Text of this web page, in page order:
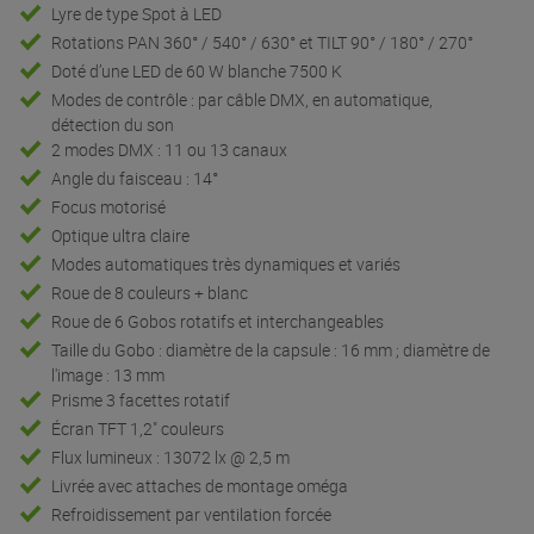
Lyre de type Spot à LED
Rotations PAN 360° / 540° / 630° et TILT 90° / 180° / 270°
Doté d’une LED de 60 W blanche 7500 K
Modes de contrôle : par câble DMX, en automatique,
détection du son
2 modes DMX : 11 ou 13 canaux
Angle du faisceau : 14°
Focus motorisé
Optique ultra claire
Modes automatiques très dynamiques et variés
Roue de 8 couleurs + blanc
Roue de 6 Gobos rotatifs et interchangeables
Taille du Gobo : diamètre de la capsule : 16 mm ; diamètre de
l'image : 13 mm
Prisme 3 facettes rotatif
Écran TFT 1,2" couleurs
Flux lumineux : 13072 lx @ 2,5 m
Livrée avec attaches de montage oméga
Refroidissement par ventilation forcée